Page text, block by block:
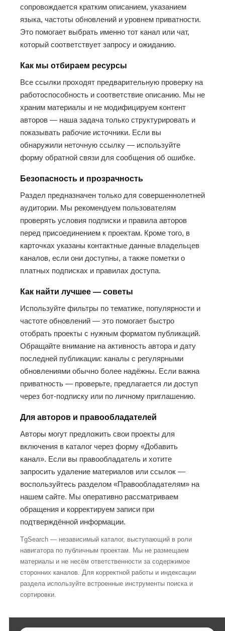
сопровождается кратким описанием, указанием
языка, частоты обновлений и уровнем приватности.
Это помогает выбрать именно тот канал или чат,
который соответствует запросу и ожиданию.
Как мы отбираем ресурсы
Все ссылки проходят предварительную проверку на
работоспособность и соответствие описанию. Мы не
храним материалы и не модифицируем контент
авторов — наша задача только структурировать и
показывать рабочие источники. Если вы
обнаружили неточную ссылку — используйте
форму обратной связи для сообщения об ошибке.
Безопасность и прозрачность
Раздел предназначен только для совершеннолетней
аудитории. Мы рекомендуем пользователям
проверять условия подписки и правила авторов
перед присоединением к проектам. Кроме того, в
карточках указаны контактные данные владельцев
каналов, если они доступны, а также пометки о
платных подписках и правилах доступа.
Как найти лучшее — советы
Используйте фильтры по тематике, популярности и
частоте обновлений — это помогает быстро
отобрать проекты с нужным форматом публикаций.
Обращайте внимание на активность автора и дату
последней публикации: каналы с регулярными
обновлениями обычно более надёжны. Если важна
приватность — проверьте, предлагается ли доступ
через бот-подписку или по личному приглашению.
Для авторов и правообладателей
Авторы могут предложить свои проекты для
включения в каталог через форму «Добавить
канал». Если вы правообладатель и хотите
запросить удаление материалов или ссылок —
воспользуйтесь разделом «Правообладателям» на
нашем сайте. Мы оперативно рассматриваем
обращения и корректируем записи при
подтверждённой информации.
TgSearch — независимый каталог, выступающий в роли
навигатора по публичным проектам. Мы не размещаем
материалы и не несём ответственности за содержимое
сторонних каналов. Для корректной работы и индексации
раздела используйте встроенные инструменты поиска и
сортировки.